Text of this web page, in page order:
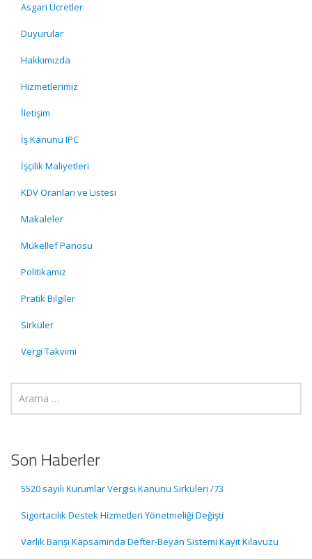
Asgari Ücretler
Duyurular
Hakkımızda
Hizmetlerimiz
İletişim
İş Kanunu IPC
İşçilik Maliyetleri
KDV Oranları ve Listesi
Makaleler
Mükellef Panosu
Politikamız
Pratik Bilgiler
Sirküler
Vergi Takvimi
Son Haberler
5520 sayılı Kurumlar Vergisi Kanunu Sirküleri /73
Sigortacılık Destek Hizmetleri Yönetmeliği Değişti
Varlık Barışı Kapsamında Defter-Beyan Sistemi Kayıt Kılavuzu